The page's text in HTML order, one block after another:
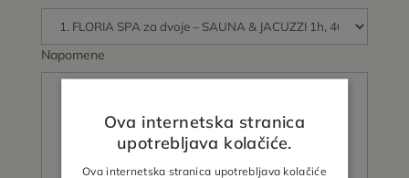
Napomene
Ova internetska stranica
upotrebljava kolačiće.
Ova internetska stranica upotrebljava kolačiće